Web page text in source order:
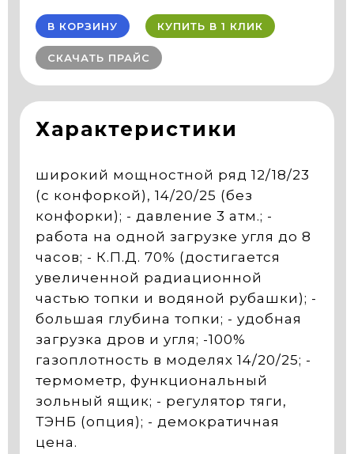
В КОРЗИНУ КУПИТЬ В 1 КЛИК
СКАЧАТЬ ПРАЙС
Характеристики
широкий мощностной ряд 12/18/23
(с конфоркой), 14/20/25 (без
конфорки); - давление 3 атм.; -
работа на одной загрузке угля до 8
часов; - К.П.Д. 70% (достигается
увеличенной радиационной
частью топки и водяной рубашки); -
большая глубина топки; - удобная
загрузка дров и угля; -100%
газоплотность в моделях 14/20/25; -
термометр, функциональный
зольный ящик; - регулятор тяги,
ТЭНБ (опция); - демократичная
цена.